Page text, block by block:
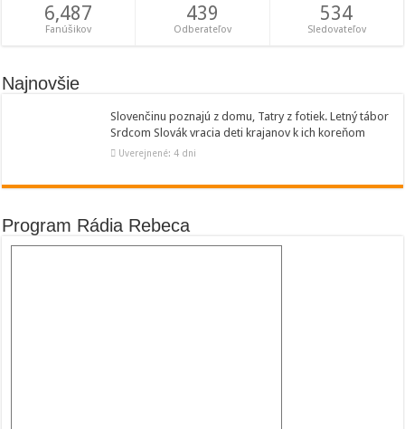
6,487
Fanúšikov
439
Odberateľov
534
Sledovateľov
Najnovšie
Slovenčinu poznajú z domu, Tatry z fotiek. Letný tábor
Srdcom Slovák vracia deti krajanov k ich koreňom
Uverejnené: 4 dni
Program Rádia Rebeca